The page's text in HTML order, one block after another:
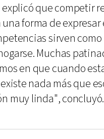
explicó que competir
forma de expresar
sirven
Muchas
en que cuando
nada más que
muy linda", concluyó.